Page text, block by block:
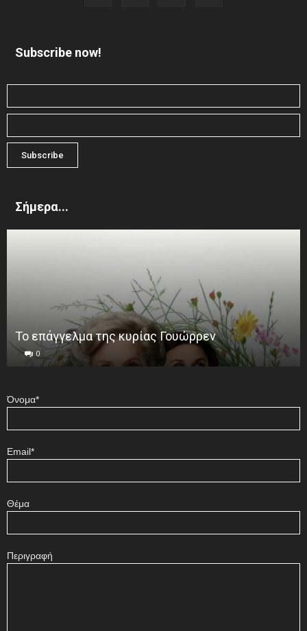
Subscribe now!
Σήμερα...
Το επάγγελμα της κυρίας Γουώρρεν
0
Όνομα*
Email*
Θέμα
Περιγραφή